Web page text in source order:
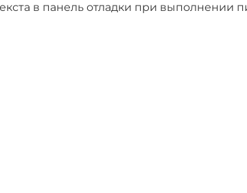
в панель отладки при выполнении